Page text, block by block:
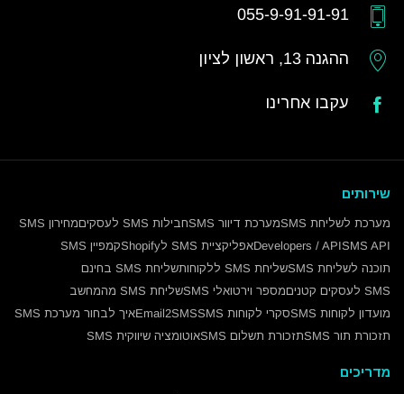
055-9-91-91-91
ההגנה 13, ראשון לציון
עקבו אחרינו
שירותים
מערכת לשליחת SMS מערכת דיוור SMS חבילות SMS לעסקים
מחירון SMS
SMS API
Developers / APIאפליקציית SMS לShopify
קמפיין SMS
תוכנה לשליחת SMS
שליחת SMS ללקוחות
שליחת SMS בחינם
SMS לעסקים קטנים
מספר וירטואלי SMS
שליחת SMS מהמחשב
מועדון לקוחות SMS
סקרי לקוחות SMS Email2SMSאיך לבחור מערכת SMS
תזכורת תור SMS
תזכורת תשלום SMS אוטומציה שיווקית SMS
מדריכים